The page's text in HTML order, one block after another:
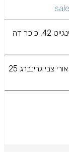
וינגייט 42, כיכר דה
אורי צבי גרינברג 25